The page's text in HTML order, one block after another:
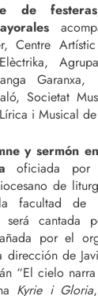
de
Centre
Societat
i Musical de
y sermón
oficiada por
de
facultad de
será cantada
por el
de
“El cielo
Kyrie i Gloria